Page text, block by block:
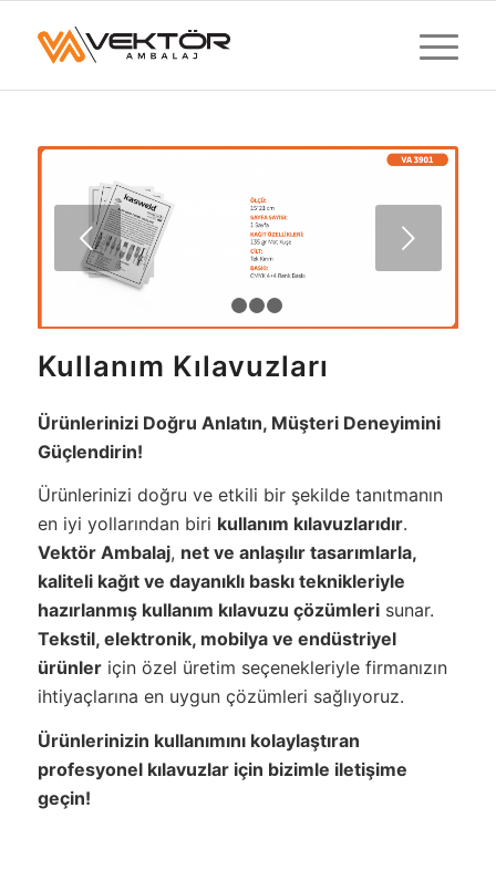
Sonraki
Kullanım Kılavuzları
Ürünlerinizi Doğru Anlatın, Müşteri Deneyimini
Güçlendirin!
Ürünlerinizi doğru ve etkili bir şekilde tanıtmanın
en iyi yollarından biri kullanım kılavuzlarıdır.
Vektör Ambalaj, net ve anlaşılır tasarımlarla,
kaliteli kağıt ve dayanıklı baskı teknikleriyle
hazırlanmış kullanım kılavuzu çözümlerisunar.
Tekstil, elektronik, mobilya ve endüstriyel
ürünleriçin özel üretim seçenekleriyle firmanızın
ihtiyaçlarına en uygun çözümleri sağlıyoruz.
Ürünlerinizin kullanımını kolaylaştıran
profesyonel kılavuzlar için bizimle iletişime
geçin!